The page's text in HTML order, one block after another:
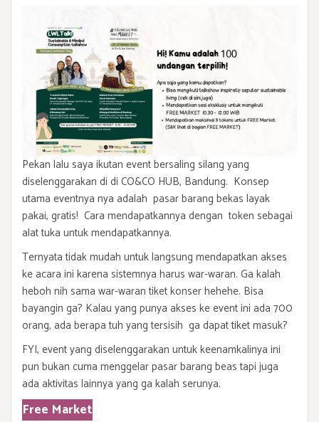
Pekan lalu saya ikutan event bersaling silang yang
diselenggarakan di di CO&CO HUB, Bandung. Konsep
utama eventnya nya adalah pasar barang bekas layak
pakai, gratis! Cara mendapatkannya dengan token sebagai
alat tuka untuk mendapatkannya.
Ternyata tidak mudah untuk langsung mendapatkan akses
ke acara ini karena sistemnya harus war-waran. Ga kalah
heboh nih sama war-waran tiket konser hehehe. Bisa
bayangin ga? Kalau yang punya akses ke event ini ada 700
orang, ada berapa tuh yang tersisih ga dapat tiket masuk?
FYI, event yang diselenggarakan untuk keenamkalinya ini
pun bukan cuma menggelar pasar barang beas tapi juga
ada aktivitas lainnya yang ga kalah serunya.
Free Market